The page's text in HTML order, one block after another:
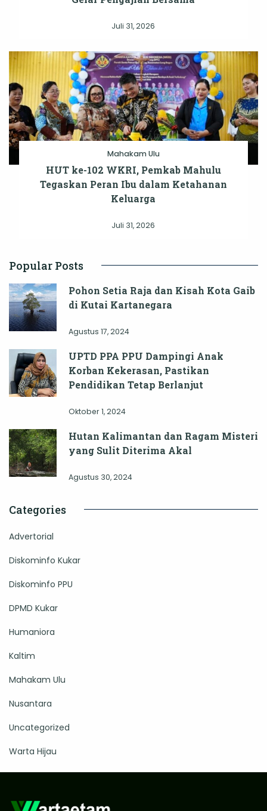
Juli 31, 2026
Mahakam Ulu
HUT ke-102 WKRI, Pemkab Mahulu
Tegaskan Peran Ibu dalam Ketahanan
Keluarga
Juli 31, 2026
Popular Posts
Pohon Setia Raja dan Kisah Kota Gaib
di Kutai Kartanegara
Agustus 17, 2024
UPTD PPA PPU Dampingi Anak
Korban Kekerasan, Pastikan
Pendidikan Tetap Berlanjut
Oktober 1, 2024
Hutan Kalimantan dan Ragam Misteri
yang Sulit Diterima Akal
Agustus 30, 2024
Categories
Advertorial
Diskominfo Kukar
Diskominfo PPU
DPMD Kukar
Humaniora
Kaltim
Mahakam Ulu
Nusantara
Uncategorized
Warta Hijau